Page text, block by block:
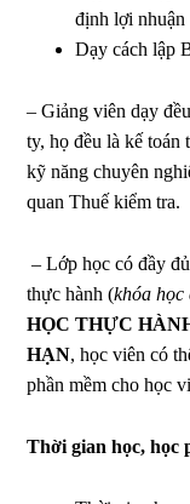
định lợi nhuận
Dạy cách lập
– Giảng viên dạy
ty, họ đều là kế
kỹ năng chuyên
quan Thuế kiểm tra.
– Lớp học có đầy
thực hành (khóa
HỌC THỰC
HẠN, học viên có
phần mềm cho học
Thời gian học, học